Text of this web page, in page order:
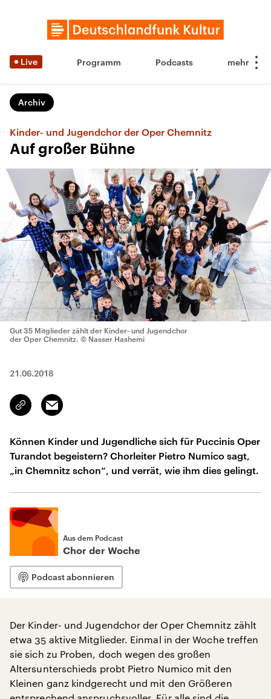
Live Programm Podcasts
Archiv
Kinder- und Jugendchor der Oper Chemnitz
Auf großer Bühne
Gut 35 Mitglieder zählt der Kinder- und Jugendchor
der Oper Chemnitz. © Nasser Hashemi
21.06.2018
Link
kopieren/teilen
Email
Können Kinder und Jugendliche sich für Puccinis Oper
Turandot begeistern? Chorleiter Pietro Numico sagt,
„in Chemnitz schon“, und verrät, wie ihm dies gelingt.
Aus dem Podcast
Chor der Woche
Podcast abonnieren
Der Kinder- und Jugendchor der Oper Chemnitz zählt
etwa 35 aktive Mitglieder. Einmal in der Woche treffen
sie sich zu Proben, doch wegen des großen
Altersunterschieds probt Pietro Numico mit den
Kleinen ganz kindgerecht und mit den Größeren